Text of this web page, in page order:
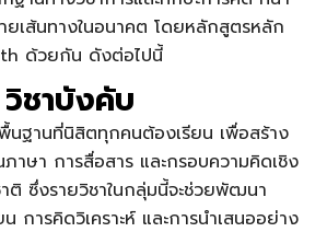
เส้นทางในอนาคต โดยหลักสูตรหลัก
ด้วยกัน ดังต่อไปนี้
วิชาบังคับ
นฐานที่นิสิตทุกคนต้องเรียน เพื่อสร้าง
ภาษา การสื่อสาร และกรอบความคิดเชิง
าติ ซึ่งรายวิชาในกลุ่มนี้จะช่วยพัฒนา
การคิดวิเคราะห์ และการนำเสนออย่าง